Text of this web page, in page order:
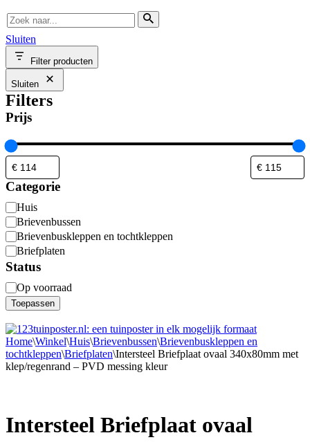
Zoek
naar...
Sluiten
Filter producten
Sluiten
Filters
Prijs
Categorie
Categorie
Huis
Brievenbussen
Brievenbuskleppen en tochtkleppen
Briefplaten
Status
StatusOp voorraad
Toepassen
Home\Winkel\Huis\Brievenbussen\Brievenbuskleppen en
tochtkleppen\Briefplaten\Intersteel Briefplaat ovaal 340x80mm met
klep/regenrand – PVD messing kleur
Intersteel Briefplaat ovaal